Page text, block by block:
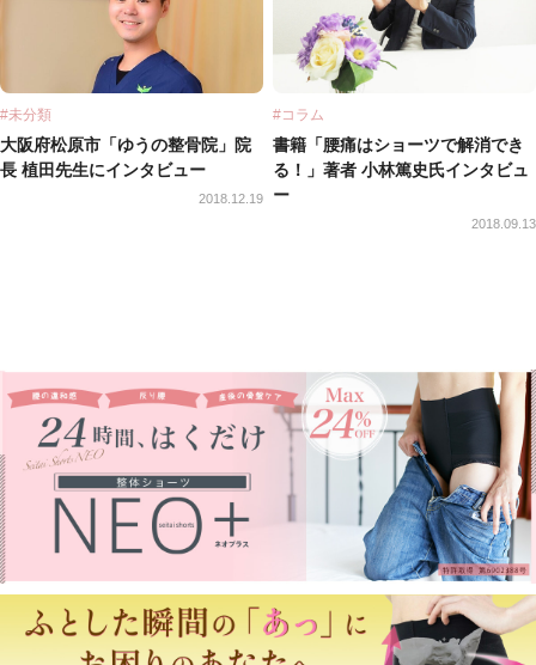
#未分類
大阪府松原市「ゆうの整骨院」院
長 植田先生にインタビュー
2018.12.19
#コラム
書籍「腰痛はショーツで解消でき
る！」著者 小林篤史氏インタビュ
ー
2018.09.13